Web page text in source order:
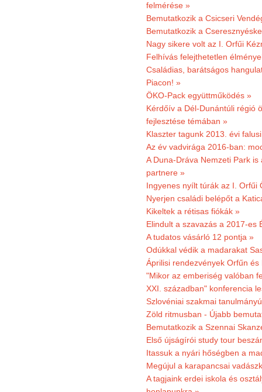
felmérése »
Bemutatkozik a Csicseri
Bemutatkozik a
Nagy sikere volt az I. Orfűi
Felhívás felejthetetlen
Családias, barátságos
Piacon! »
ÖKO-Pack együttműködés »
Kérdőív a Dél-Dunántúli régió
fejlesztése témában »
Klaszter tagunk 2013. évi
Az év vadvirága 2016-ban:
A Duna-Dráva Nemzeti Park
partnere »
Ingyenes nyílt túrák az I. Orfűi
Nyerjen családi belépőt a
Kikeltek a rétisas fiókák »
Elindult a szavazás a 2017-es
A tudatos vásárló 12 pontja »
Odúkkal védik a madarakat
Áprilisi rendezvények Orfűn és
"Mikor az emberiség valóban
XXI. században" konferencia
Szlovéniai szakmai
Zöld ritmusban - Újabb
Bemutatkozik a Szennai
Első újságírói study tour
Itassuk a nyári hőségben a
Megújul a karapancsai
A tagjaink erdei iskola és